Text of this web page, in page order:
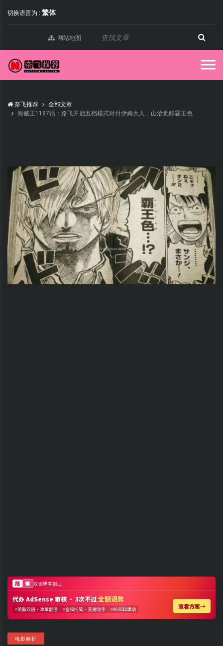
切换语言为 : 繁体
网站地图
奈飞推荐
全部文章
海贼王1187话：路飞开启五档模式对付伊姆大人，山治觉醒霸王色
电影解析